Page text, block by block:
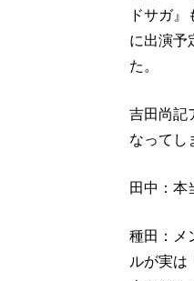
ドサガ
に出演予
た。
吉田尚記
なってし
田中：本
種田：メ
ルが実は